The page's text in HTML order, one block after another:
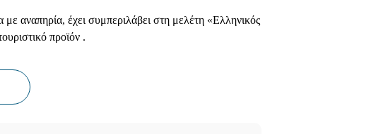
αναπηρία, έχει συμπεριλάβει στη μελέτη «Ελληνικός
προϊόν .